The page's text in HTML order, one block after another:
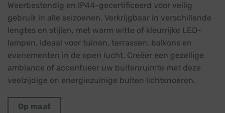
Weerbestendig en IP44-gecertificeerd voor veilig
gebruik in alle seizoenen. Verkrijgbaar in verschillende
lengtes en stijlen, met warm witte of kleurrijke LED-
lampen. Ideaal voor tuinen, terrassen, balkons en
evenementen in de open lucht. Creëer een gezellige
ambiance of accentueer uw buitenruimte met deze
veelzijdige en energiezuinige buiten lichtsnoeren.
Op maat